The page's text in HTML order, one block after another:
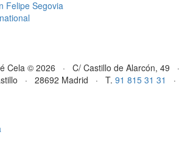
Cela © 2026 · C/ Castillo de Alarcón, 49 ·
· 28692 Madrid · T. 91 815 31 31
·